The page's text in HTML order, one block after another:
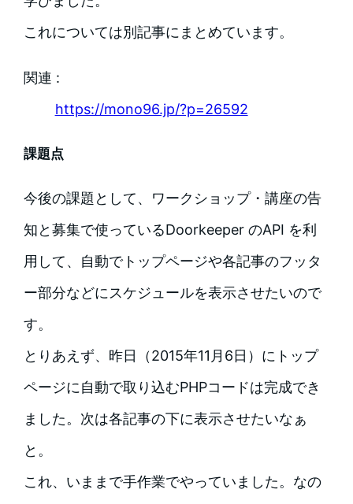
これについては別記事にまとめています。
関連 :
https://mono96.jp/?p=26592
課題点
今後の課題として、ワークショップ・講座の告
知と募集で使っているDoorkeeper のAPI を利
用して、自動でトップページや各記事のフッタ
ー部分などにスケジュールを表示させたいので
す。
とりあえず、昨日（2015年11月6日）にトップ
ページに自動で取り込むPHPコードは完成でき
ました。次は各記事の下に表示させたいなぁ
と。
これ、いままで手作業でやっていました。なの